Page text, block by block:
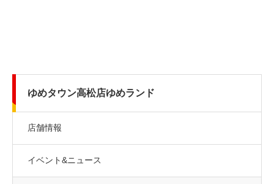
ゆめタウン高松店ゆめランド
店舗情報
イベント&ニュース